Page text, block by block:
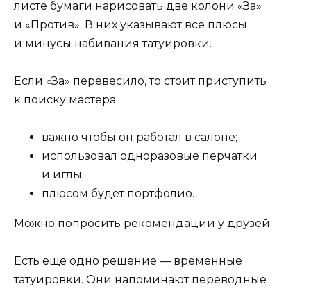
листе бумаги нарисовать две колони «За»
и «Против». В них указывают все плюсы
и минусы набивания татуировки.
Если «За» перевесило, то стоит приступить
к поиску мастера:
важно чтобы он работал в салоне;
использовал одноразовые перчатки
и иглы;
плюсом будет портфолио.
Можно попросить рекомендации у друзей.
Есть еще одно решение — временные
татуировки. Они напоминают переводные